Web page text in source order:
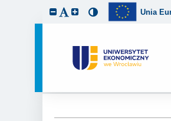
Unia